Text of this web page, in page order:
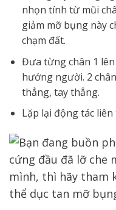
nhọn tính từ mũi
giảm mỡ bụng này
chạm đất.
Đưa từng chân 1
hướng người. 2
thẳng, tay thẳng.
Lặp lại động tác liên